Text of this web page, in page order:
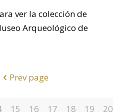
ver la colección de
Arqueológico de
Prev page
15 16 17 18 19 20